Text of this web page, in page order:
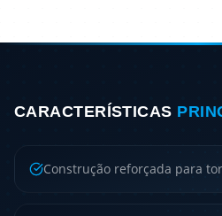
CARACTERÍSTICAS
Construção reforçada para